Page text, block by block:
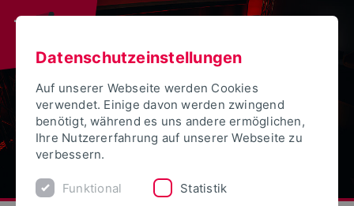
Datenschutzeinstellungen
Auf unserer Webseite werden Cookies
verwendet. Einige davon werden zwingend
benötigt, während es uns andere ermöglichen,
Ihre Nutzererfahrung auf unserer Webseite zu
verbessern.
Funktional Statistik